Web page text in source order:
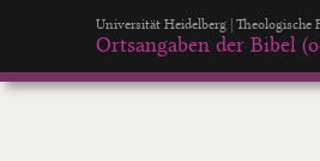
Universität Heidelberg | Theologische
Ortsangaben der Bibel